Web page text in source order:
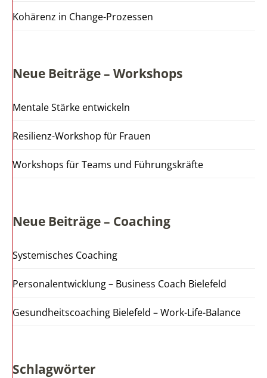
Kohärenz in Change-Prozessen
Neue Beiträge – Workshops
Mentale Stärke entwickeln
Resilienz-Workshop für Frauen
Workshops für Teams und Führungskräfte
Neue Beiträge – Coaching
Systemisches Coaching
Personalentwicklung – Business Coach Bielefeld
Gesundheitscoaching Bielefeld – Work-Life-Balance
Schlagwörter